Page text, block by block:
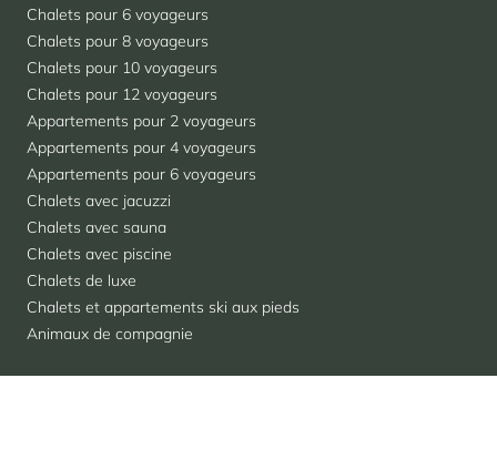
Chalets pour 6 voyageurs
Chalets pour 8 voyageurs
Chalets pour 10 voyageurs
Chalets pour 12 voyageurs
Appartements pour 2 voyageurs
Appartements pour 4 voyageurs
Appartements pour 6 voyageurs
Chalets avec jacuzzi
Chalets avec sauna
Chalets avec piscine
Chalets de luxe
Chalets et appartements ski aux pieds
Animaux de compagnie